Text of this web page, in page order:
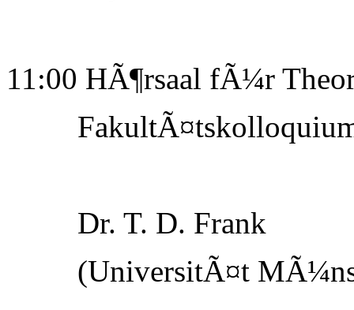
11:00 HÃ¶rsaal fÃ¼r
Dr. T. D. Frank
(UniversitÃ¤t